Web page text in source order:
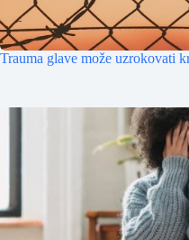
Trauma glave može uzrokovati